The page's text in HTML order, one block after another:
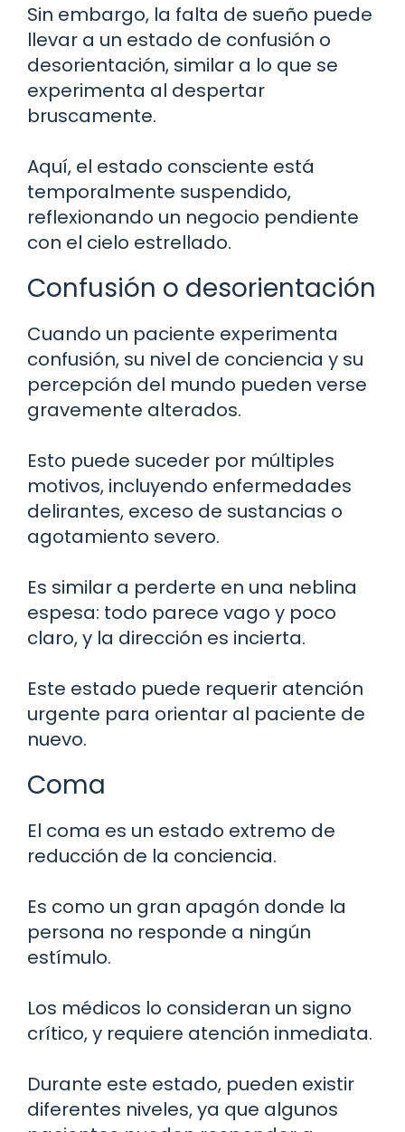
Sin embargo, la falta de sueño puede
llevar a un estado de confusión o
desorientación, similar a lo que se
experimenta al despertar
bruscamente.
Aquí, el estado consciente está
temporalmente suspendido,
reflexionando un negocio pendiente
con el cielo estrellado.
Confusión o desorientación
Cuando un paciente experimenta
confusión, su nivel de conciencia y su
percepción del mundo pueden verse
gravemente alterados.
Esto puede suceder por múltiples
motivos, incluyendo enfermedades
delirantes, exceso de sustancias o
agotamiento severo.
Es similar a perderte en una neblina
espesa: todo parece vago y poco
claro, y la dirección es incierta.
Este estado puede requerir atención
urgente para orientar al paciente de
nuevo.
Coma
El coma es un estado extremo de
reducción de la conciencia.
Es como un gran apagón donde la
persona no responde a ningún
estímulo.
Los médicos lo consideran un signo
crítico, y requiere atención inmediata.
Durante este estado, pueden existir
diferentes niveles, ya que algunos